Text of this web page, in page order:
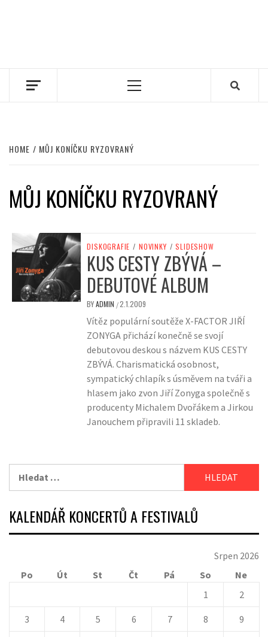
Primary
HOME MŮJ KONÍČKU RYZOVRANÝ
MŮJ KONÍČKU RYZOVRANÝ
DISKOGRAFIE / NOVINKY / SLIDESHOW
KUS CESTY ZBÝVÁ –
DEBUTOVÉ ALBUM
BYADMIN /2.1.2009
Vítěz populární soutěže X-FACTOR JIŘÍ
ZONYGA přichází konečně se svojí
debutovou deskou s názvem KUS CESTY
ZBÝVÁ. Charismatická osobnost,
sympatický chlapík s úsměvem na tváři a
hlasem jako zvon Jiří Zonyga společně s
producenty Michalem Dvořákem a Jirkou
Janouchem připravili 11 skladeb.
KALENDÁŘ KONCERTŮ A FESTIVALŮ
Srpen 2026
Po
Út St Čt Pá So
Ne
1
2
3 4 5 6 7 8 9